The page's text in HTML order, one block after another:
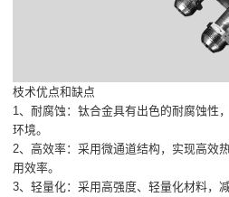
枝术优点和缺点
1、耐腐蚀：钛合金具有出色的耐腐蚀性
环境。
2、高效率：采用微通道结构，实现高效
用效率。
3、轻量化：采用高强度、轻量化材料，